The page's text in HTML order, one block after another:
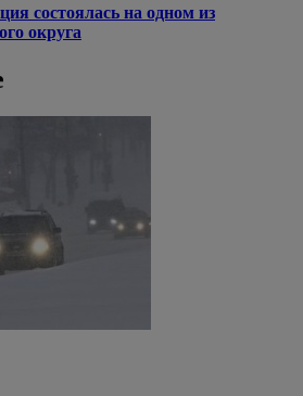
состоялась на одном из
округа